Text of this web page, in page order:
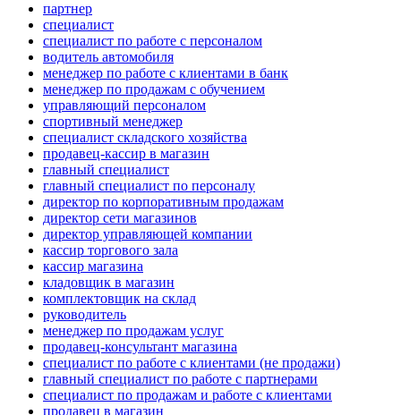
партнер
специалист
специалист по работе с персоналом
водитель автомобиля
менеджер по работе с клиентами в банк
менеджер по продажам с обучением
управляющий персоналом
спортивный менеджер
специалист складского хозяйства
продавец-кассир в магазин
главный специалист
главный специалист по персоналу
директор по корпоративным продажам
директор сети магазинов
директор управляющей компании
кассир торгового зала
кассир магазина
кладовщик в магазин
комплектовщик на склад
руководитель
менеджер по продажам услуг
продавец-консультант магазина
специалист по работе с клиентами (не продажи)
главный специалист по работе с партнерами
специалист по продажам и работе с клиентами
продавец в магазин